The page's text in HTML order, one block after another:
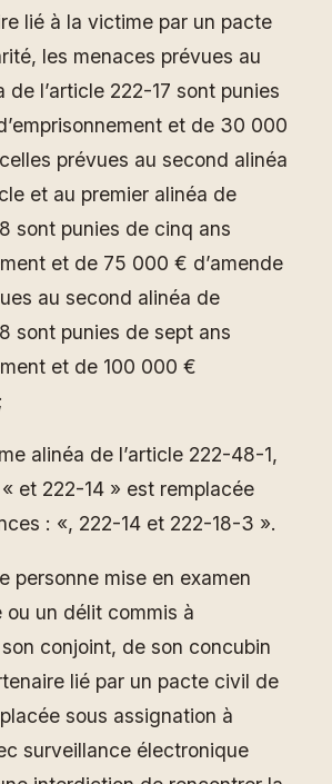
lié à la victime par un pacte
les menaces prévues au
de l’article 222-17 sont punies
et de 30 000
prévues au second alinéa
et au premier alinéa de
sont punies de cinq ans
et de 75 000 € d’amende
au second alinéa de
sont punies de sept ans
et de 100 000 €
alinéa de l’article 222-48-1,
et 222-14 » est remplacée
: «, 222-14 et 222-18-3 ».
personne mise en examen
ou un délit commis à
conjoint, de son concubin
lié par un pacte civil de
sous assignation à
surveillance électronique